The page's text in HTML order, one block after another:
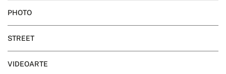
PHOTO
STREET
VIDEOARTE